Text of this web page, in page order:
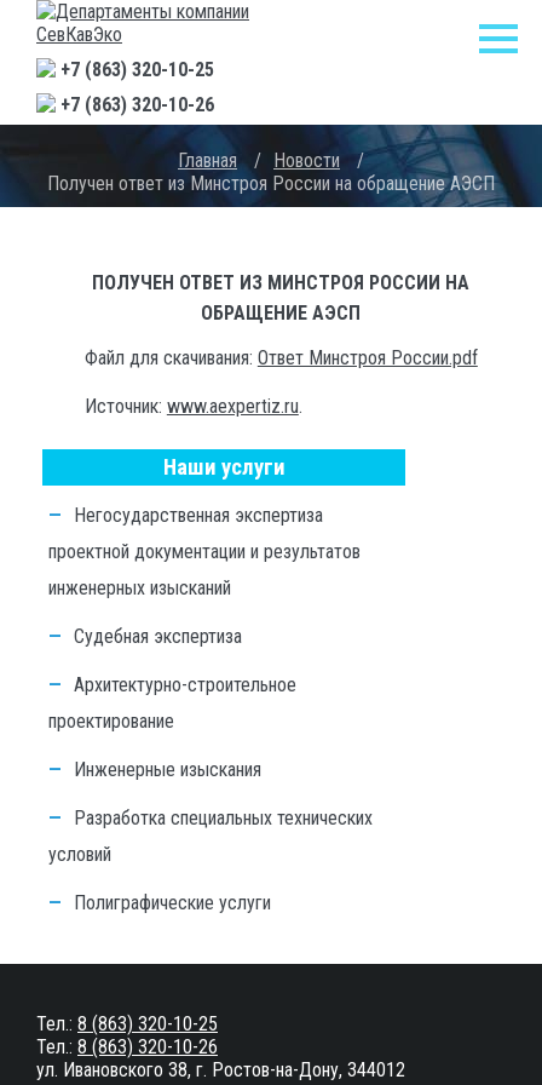
+7 (863) 320-10-25
+7 (863) 320-10-26
Главная / Новости
/
Получен ответ из Минстроя России на обращение АЭСП
ПОЛУЧЕН ОТВЕТ ИЗ МИНСТРОЯ РОССИИ НА
ОБРАЩЕНИЕ АЭСП
Файл для скачивания: Ответ Минстроя России.pdf
Источник: www.aexpertiz.ru.
Наши услуги
Негосударственная экспертиза
проектной документации и результатов
инженерных изысканий
Судебная экспертиза
Архитектурно-строительное
проектирование
Инженерные изыскания
Разработка специальных технических
условий
Полиграфические услуги
Тел.: 8 (863) 320-10-25
Тел.: 8 (863) 320-10-26
ул. Ивановского 38, г. Ростов-на-Дону, 344012